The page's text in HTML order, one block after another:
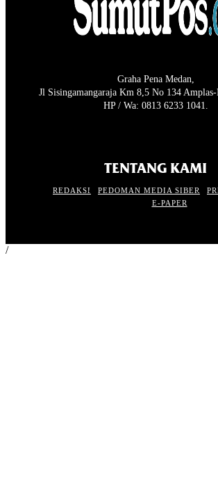
Graha Pena Medan,
Jl Sisingamangaraja Km 8,5 No 134
HP / Wa: 0813 6233 1041.
TENTANG KAMI
REDAKSI PEDOMAN MEDIA SIBER
E-PAPER
/